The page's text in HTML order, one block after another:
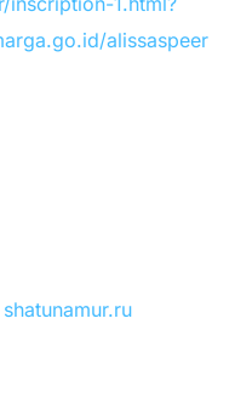
alissaspeer
shatunamur.ru